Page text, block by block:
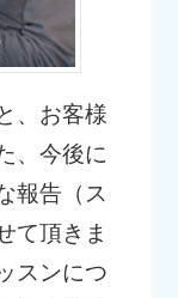
、お客様
、今後に
報告（ス
て頂きま
スンにつ